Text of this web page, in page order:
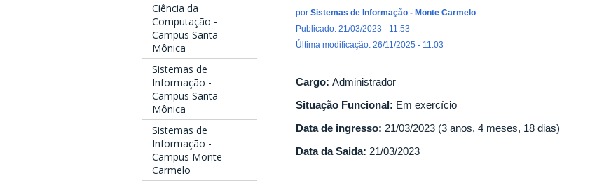
Ciência da
Computação -
Campus Santa
Mônica
Sistemas de
Informação -
Campus Santa
Mônica
Sistemas de
Informação -
Campus Monte
Carmelo
por Sistemas de Informação - Monte Carmelo
Publicado: 21/03/2023 - 11:53
Última modificação: 26/11/2025 - 11:03
Cargo: Administrador
Situação Funcional: Em exercício
Data de ingresso: 21/03/2023 (3 anos, 4 meses, 18 dias)
Data da Saida: 21/03/2023